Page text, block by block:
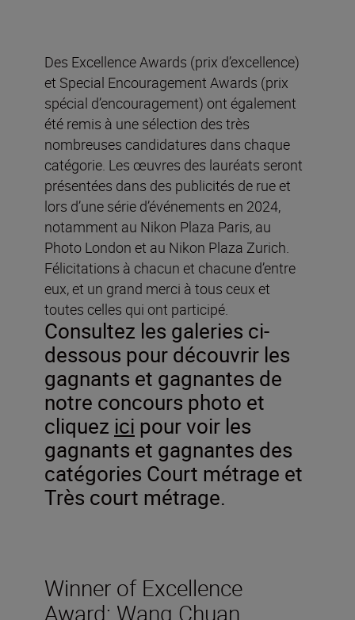
Des Excellence Awards (prix d’excellence)
et Special Encouragement Awards (prix
spécial d’encouragement) ont également
été remis à une sélection des très
nombreuses candidatures dans chaque
catégorie. Les œuvres des lauréats seront
présentées dans des publicités de rue et
lors d’une série d’événements en 2024,
notamment au Nikon Plaza Paris, au
Photo London et au Nikon Plaza Zurich.
Félicitations à chacun et chacune d’entre
eux, et un grand merci à tous ceux et
toutes celles qui ont participé.
Consultez les galeries ci-
dessous pour découvrir les
gagnants et gagnantes de
notre concours photo et
cliquez ici pour voir les
gagnants et gagnantes des
catégories Court métrage et
Très court métrage.
Winner of Excellence
Award: Wang Chuan